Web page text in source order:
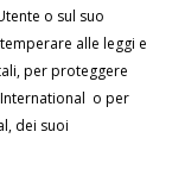
o sul suo
alle leggi e
per proteggere
o per
dei suoi